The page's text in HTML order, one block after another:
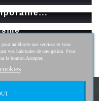
améliorer nos services et vous
vos habitudes de navigation. Pour
le bouton Accepter.